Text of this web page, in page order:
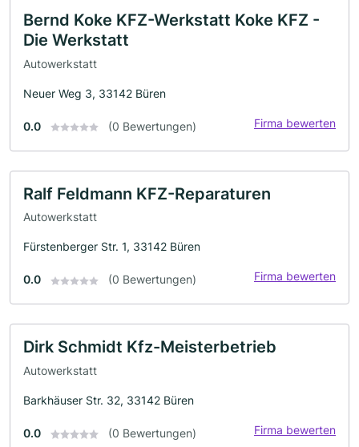
Bernd Koke KFZ-Werkstatt Koke KFZ -
Die Werkstatt
Autowerkstatt
Neuer Weg 3, 33142 Büren
0.0 (0 Bewertungen) Firma bewerten
Ralf Feldmann KFZ-Reparaturen
Autowerkstatt
Fürstenberger Str. 1, 33142 Büren
0.0 (0 Bewertungen) Firma bewerten
Dirk Schmidt Kfz-Meisterbetrieb
Autowerkstatt
Barkhäuser Str. 32, 33142 Büren
0.0 (0 Bewertungen) Firma bewerten